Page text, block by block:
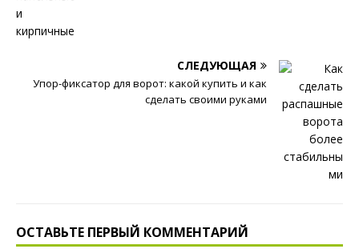
СЛЕДУЮЩАЯ
Упор-фиксатор для ворот: какой купить и как
сделать своими руками
ОСТАВЬТЕ ПЕРВЫЙ КОММЕНТАРИЙ